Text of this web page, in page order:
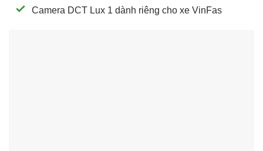
Camera DCT Lux 1 dành riêng cho xe VinFas